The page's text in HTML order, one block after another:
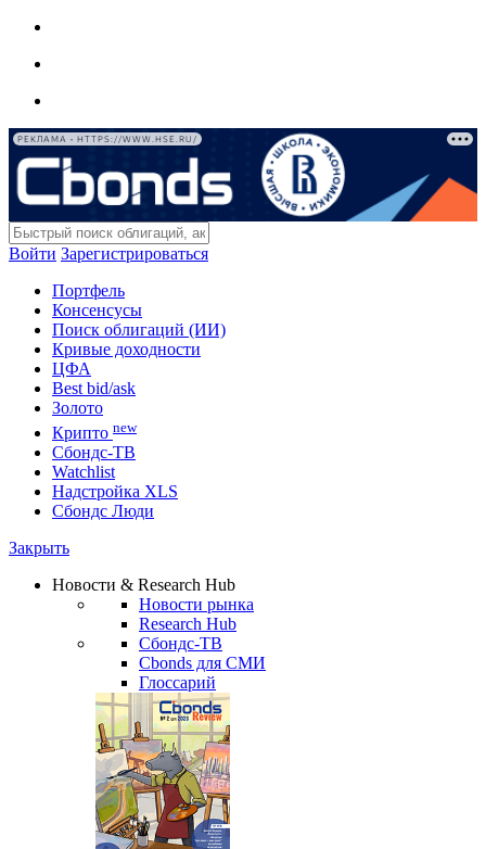
РЕКЛАМА • HTTPS://WWW.HSE.RU/
Войти Зарегистрироваться
Портфель
Консенсусы
Поиск облигаций (ИИ)
Кривые доходности
ЦФА
Best bid/ask
Золото
Крипто new
Сбондс-ТВ
Watchlist
Надстройка XLS
Сбондс Люди
Закрыть
Новости & Research Hub
Новости рынка
Research Hub
Сбондс-ТВ
Cbonds для СМИ
Глоссарий